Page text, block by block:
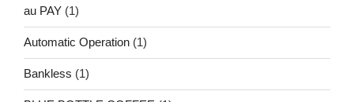
au PAY (1)
Automatic Operation (1)
Bankless (1)